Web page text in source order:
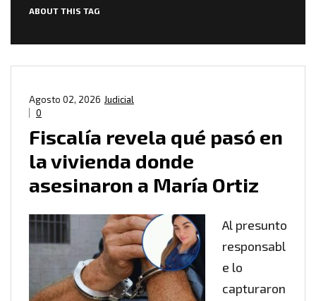
ABOUT THIS TAG
Judicial
Agosto 02, 2026
0
Fiscalía revela qué pasó en
la vivienda donde
asesinaron a María Ortiz
Al presunto
responsabl
e lo
capturaron